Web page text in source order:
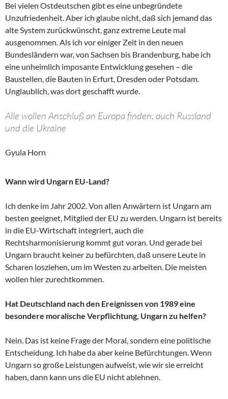
Bei vielen Ostdeutschen gibt es eine unbegründete
Unzufriedenheit. Aber ich glaube nicht, daß sich jemand das
alte System zurückwünscht, ganz extreme Leute mal
ausgenommen. Als ich vor einiger Zeit in den neuen
Bundesländern war, von Sachsen bis Brandenburg, habe ich
eine unheimlich imposante Entwicklung gesehen – die
Baustellen, die Bauten in Erfurt, Dresden oder Potsdam.
Unglaublich, was dort geschafft wurde.
Alle wollen Anschluß an Europa finden, auch Russland
und die Ukraine
Gyula Horn
Wann wird Ungarn EU-Land?
Ich denke im Jahr 2002. Von allen Anwärtern ist Ungarn am
besten geeignet, Mitglied der EU zu werden. Ungarn ist bereits
in die EU-Wirtschaft integriert, auch die
Rechtsharmonisierung kommt gut voran. Und gerade bei
Ungarn braucht keiner zu befürchten, daß unsere Leute in
Scharen losziehen, um im Westen zu arbeiten. Die meisten
wollen hier zurechtkommen.
Hat Deutschland nach den Ereignissen von 1989 eine
besondere moralische Verpflichtung, Ungarn zu helfen?
Nein. Das ist keine Frage der Moral, sondern eine politische
Entscheidung. Ich habe da aber keine Befürchtungen. Wenn
Ungarn so große Leistungen aufweist, wie wir sie erreicht
haben, dann kann uns die EU nicht ablehnen.